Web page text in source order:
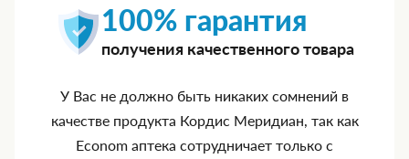
100% гарантия
получения качественного товара
У Вас не должно быть никаких сомнений в
качестве продукта Кордис Меридиан, так как
Econom аптека сотрудничает только с